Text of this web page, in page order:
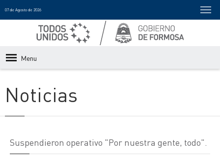
07 de Agosto de 2026
Menu
Noticias
Suspendieron operativo "Por nuestra gente, todo".